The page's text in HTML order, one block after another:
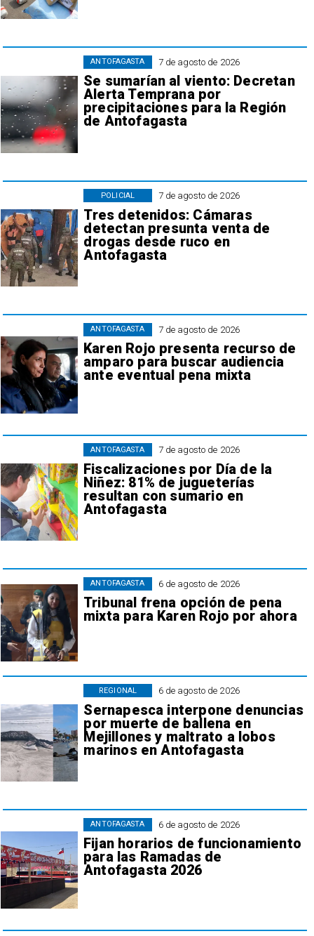
7 de agosto de 2026
Se sumarían al viento: Decretan
Alerta Temprana por
precipitaciones para la Región
de Antofagasta
ANTOFAGASTA
7 de agosto de 2026
Tres detenidos: Cámaras
detectan presunta venta de
drogas desde ruco en
Antofagasta
POLICIAL
7 de agosto de 2026
Karen Rojo presenta recurso de
amparo para buscar audiencia
ante eventual pena mixta
ANTOFAGASTA
7 de agosto de 2026
Fiscalizaciones por Día de la
Niñez: 81% de jugueterías
resultan con sumario en
Antofagasta
ANTOFAGASTA
6 de agosto de 2026
Tribunal frena opción de pena
mixta para Karen Rojo por ahora
ANTOFAGASTA
6 de agosto de 2026
Sernapesca interpone denuncias
por muerte de ballena en
Mejillones y maltrato a lobos
marinos en Antofagasta
REGIONAL
6 de agosto de 2026
Fijan horarios de funcionamiento
para las Ramadas de
Antofagasta 2026
ANTOFAGASTA